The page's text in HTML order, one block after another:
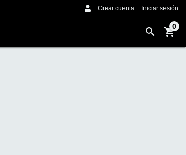
Crear cuenta Iniciar sesión
0